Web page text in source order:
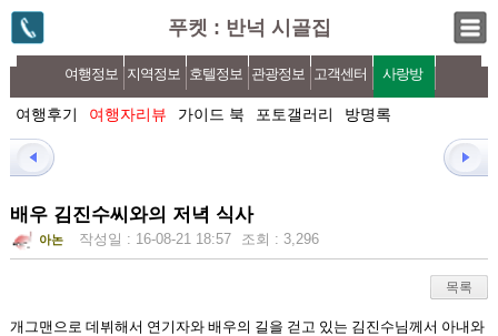
푸켓 : 반넉 시골집
여행정보 지역정보 호텔정보 관광정보 고객센터 사랑방
여행후기 여행자리뷰 가이드 북 포토갤러리 방명록
배우 김진수씨와의 저녁 식사
아논 작성일 : 16-08-21 18:57 조회 : 3,296
목록
개그맨으로 데뷔해서 연기자와 배우의 길을 걷고 있는 김진수님께서 아내와